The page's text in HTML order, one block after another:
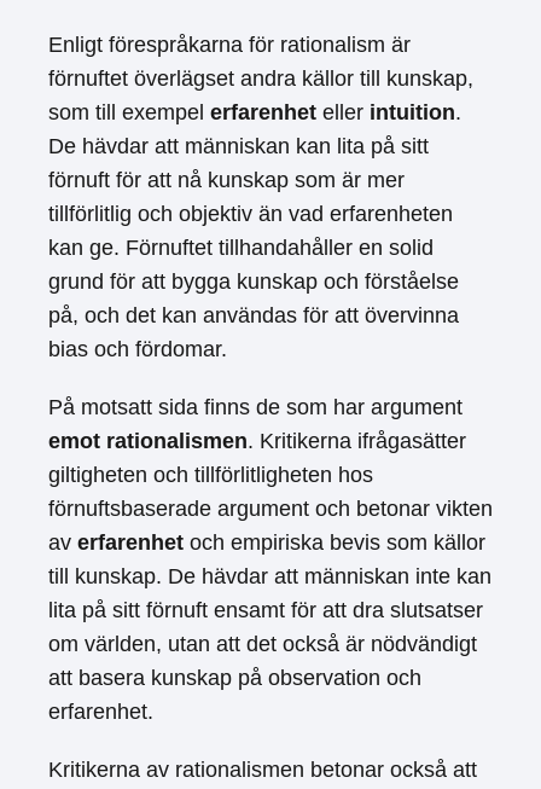
Enligt förespråkarna för rationalism är
förnuftet överlägset andra källor till kunskap,
som till exempel erfarenhet eller intuition.
De hävdar att människan kan lita på sitt
förnuft för att nå kunskap som är mer
tillförlitlig och objektiv än vad erfarenheten
kan ge. Förnuftet tillhandahåller en solid
grund för att bygga kunskap och förståelse
på, och det kan användas för att övervinna
bias och fördomar.
På motsatt sida finns de som har argument
emot rationalismen. Kritikerna ifrågasätter
giltigheten och tillförlitligheten hos
förnuftsbaserade argument och betonar vikten
av erfarenhet och empiriska bevis som källor
till kunskap. De hävdar att människan inte kan
lita på sitt förnuft ensamt för att dra slutsatser
om världen, utan att det också är nödvändigt
att basera kunskap på observation och
erfarenhet.
Kritikerna av rationalismen betonar också att